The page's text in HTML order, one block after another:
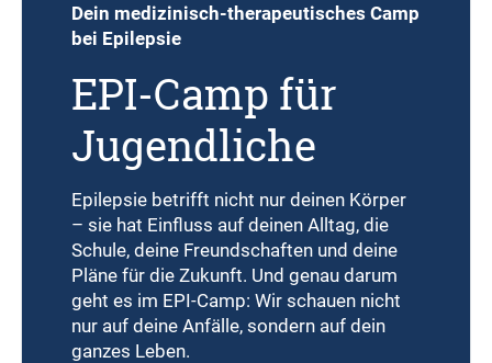
Dein medizinisch-therapeutisches Camp
bei Epilepsie
EPI-Camp für
Jugendliche
Epilepsie betrifft nicht nur deinen Körper
– sie hat Einfluss auf deinen Alltag, die
Schule, deine Freundschaften und deine
Pläne für die Zukunft. Und genau darum
geht es im EPI-Camp: Wir schauen nicht
nur auf deine Anfälle, sondern auf dein
ganzes Leben.